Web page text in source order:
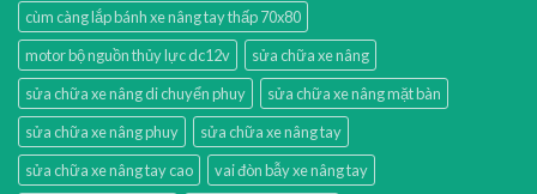
cùm càng lắp bánh xe nâng tay thấp 70x80
motor bộ nguồn thủy lực dc12v
sửa chữa xe nâng
sửa chữa xe nâng di chuyển phuy
sửa chữa xe nâng mặt bàn
sửa chữa xe nâng phuy
sửa chữa xe nâng tay
sửa chữa xe nâng tay cao
vai đòn bẫy xe nâng tay